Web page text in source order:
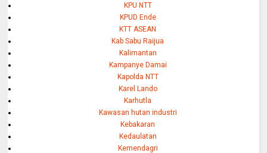
KPU NTT
KPUD Ende
KTT ASEAN
Kab Sabu Raijua
Kalimantan
Kampanye Damai
Kapolda NTT
Karel Lando
Karhutla
Kawasan hutan industri
Kebakaran
Kedaulatan
Kemendagri